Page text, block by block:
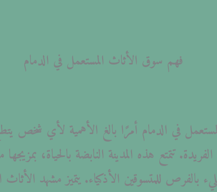
فهم سوق الأثاث المستعمل في الدمام
في الدمام أمرًا بالغ الأهمية لأي شخص
تتمتع هذه المدينة النابضة بالحياة، بمزيجها
بالفرص للمتسوقين الأذكياء. يتميز مشهد الأثاث